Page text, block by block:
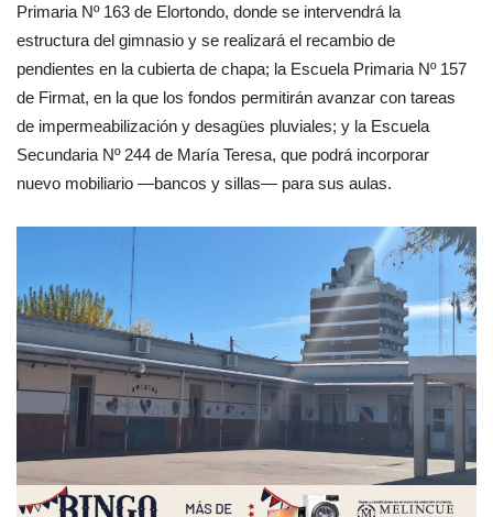
Primaria Nº 163 de Elortondo, donde se intervendrá la
estructura del gimnasio y se realizará el recambio de
pendientes en la cubierta de chapa; la Escuela Primaria Nº 157
de Firmat, en la que los fondos permitirán avanzar con tareas
de impermeabilización y desagües pluviales; y la Escuela
Secundaria Nº 244 de María Teresa, que podrá incorporar
nuevo mobiliario —bancos y sillas— para sus aulas.